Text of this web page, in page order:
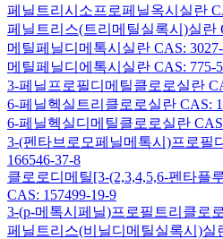
페닐트리시소프로페닐옥시실란
페닐트리스(트리메틸실록시)실란
메틸페닐디메톡시실란 CAS:
메틸페닐디에톡시실란 CAS: 775-
3-페닐프로필디메틸클로로실란
6-페닐헥실트리클로로실란 CAS:
6-페닐헥실디메틸클로로실란
3-(펜타브로모페닐메톡시)프로필
166546-37-8
클로로디메틸[3-(2,3,4,5,6-펜타플
CAS: 157499-19-9
3-(p-메톡시페닐)프로필트리클로
페닐트리스(비닐디메틸실록시)실